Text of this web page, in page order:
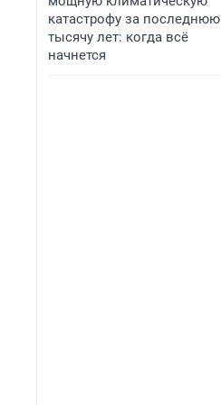
катастрофу за последнюю
тысячу лет: когда всё
начнется